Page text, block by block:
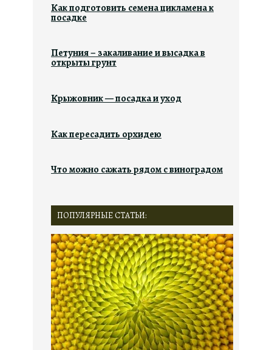
Как подготовить семена цикламена к
посадке
Петуния – закаливание и высадка в
открыты грунт
Крыжовник — посадка и уход
Как пересадить орхидею
Что можно сажать рядом с виноградом
ПОПУЛЯРНЫЕ СТАТЬИ: